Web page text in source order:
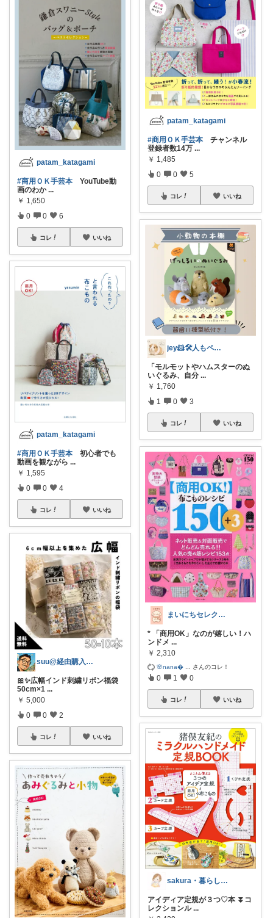
patam_katagami
#商用ＯＫ手芸本 YouTube動
画のわか ...
￥ 1,650
0 0 6
コレ いいね
patam_katagami
#商用ＯＫ手芸本 初心者でも
動画を観ながら ...
￥ 1,595
0 0 4
コレ いいね
suu@経由購入感謝🙇
🎀✨広幅インド刺繍リボン福袋
50cm×1 ...
￥ 5,000
0 0 2
コレ いいね
patam_katagami
#商用ＯＫ手芸本 チャンネル
登録者数14万 ...
￥ 1,485
0 0 5
コレ いいね
jey🐹🛠️人もペットも快適暮らし
「モルモットやハムスターのぬ
いぐるみ、自分 ...
￥ 1,760
1 0 3
コレ いいね
まいにちセレクトdays
* 「商用OK」なのが嬉しい！ハ
ンドメ ...
￥ 2,310
🌸nana さんのコレ！
0 1 0
コレ いいね
sakura・暮らしとハンドメイド
アイディア定規が３つ♡本 ⏬コ
レクションル ...